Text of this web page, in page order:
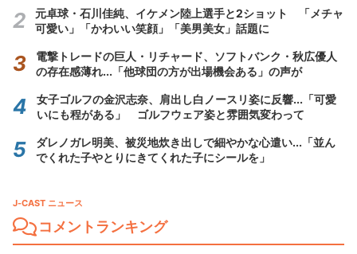
元卓球・石川佳純、イケメン陸上選手と2ショット 「メチャ
可愛い」「かわいい笑顔」「美男美女」話題に
電撃トレードの巨人・リチャード、ソフトバンク・秋広優人
の存在感薄れ...「他球団の方が出場機会ある」の声が
女子ゴルフの金沢志奈、肩出し白ノースリ姿に反響...「可愛
いにも程がある」 ゴルフウェア姿と雰囲気変わって
ダレノガレ明美、被災地炊き出しで細やかな心遣い...「並ん
でくれた子やとりにきてくれた子にシールを」
J-CAST ニュース
コメントランキング